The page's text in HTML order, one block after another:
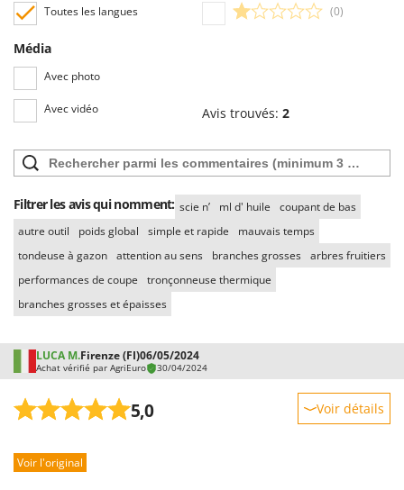
Worx
Y Yard Force
Z
Zanon
ZGrills
Zomax
Toutes les langues
Média
Avec photo
Avec vidéo
(0)
Avis trouvés: 2
Filtrer les avis qui nomment: scie n’ ml d' huile
coupant de bas
autre outil
poids global simple et rapide
mauvais temps
tondeuse à gazon attention au sens branches grosses arbres fruitiers
performances de coupe
tronçonneuse thermique
branches grosses et épaisses
LUCA M.Firenze (FI)06/05/2024
Achat vérifié par AgriEuro 30/04/2024
5,0 Voir détails
Prestations
Voir l'original